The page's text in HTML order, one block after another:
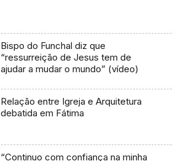
Bispo do Funchal diz que
“ressurreição de Jesus tem de
ajudar a mudar o mundo” (vídeo)
Relação entre Igreja e Arquitetura
debatida em Fátima
“Continuo com confiança na minha